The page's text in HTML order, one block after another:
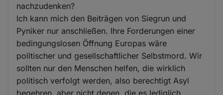
nachzudenken?
Ich kann mich den Beiträgen von Siegrun und
Pyniker nur anschließen. Ihre Forderungen einer
bedingungslosen Öffnung Europas wäre
politischer und gesellschaftlicher Selbstmord. Wir
sollten nur den Menschen helfen, die wirklich
politisch verfolgt werden, also berechtigt Asyl
begehren, aber nicht denen, die es lediglich